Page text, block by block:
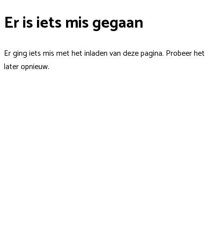
Er is iets mis gegaan
Er ging iets mis met het inladen van deze pagina. Probeer het
later opnieuw.